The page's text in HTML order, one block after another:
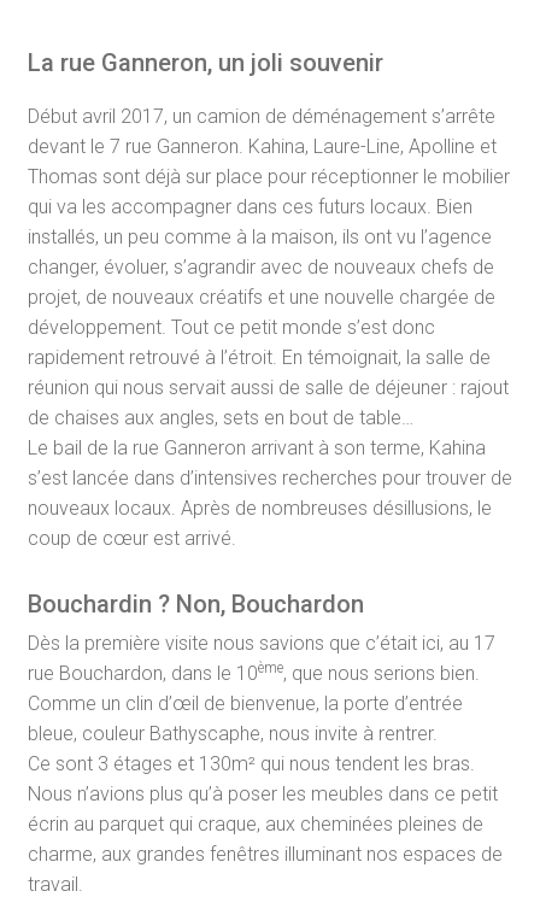
La rue Ganneron, un joli souvenir
Début avril 2017, un camion de déménagement s’arrête
devant le 7 rue Ganneron. Kahina, Laure-Line, Apolline et
Thomas sont déjà sur place pour réceptionner le mobilier
qui va les accompagner dans ces futurs locaux. Bien
installés, un peu comme à la maison, ils ont vu l’agence
changer, évoluer, s’agrandir avec de nouveaux chefs de
projet, de nouveaux créatifs et une nouvelle chargée de
développement. Tout ce petit monde s’est donc
rapidement retrouvé à l’étroit. En témoignait, la salle de
réunion qui nous servait aussi de salle de déjeuner : rajout
de chaises aux angles, sets en bout de table…
Le bail de la rue Ganneron arrivant à son terme, Kahina
s’est lancée dans d’intensives recherches pour trouver de
nouveaux locaux. Après de nombreuses désillusions, le
coup de cœur est arrivé.
Bouchardin ? Non, Bouchardon
Dès la première visite nous savions que c’était ici, au 17
rue Bouchardon, dans le 10ème, que nous serions bien.
Comme un clin d’œil de bienvenue, la porte d’entrée
bleue, couleur Bathyscaphe, nous invite à rentrer.
Ce sont 3 étages et 130m² qui nous tendent les bras.
Nous n’avions plus qu’à poser les meubles dans ce petit
écrin au parquet qui craque, aux cheminées pleines de
charme, aux grandes fenêtres illuminant nos espaces de
travail.